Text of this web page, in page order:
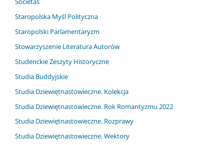
Staropolska Myśl Polityczna
Staropolski Parlamentaryzm
Stowarzyszenie Literatura Autorów
Studenckie Zeszyty Historyczne
Studia Buddyjskie
Studia Dziewiętnastowieczne. Kolekcja
Studia Dziewiętnastowieczne. Rok Romantyzmu 2022
Studia Dziewiętnastowieczne. Rozprawy
Studia Dziewiętnastowieczne. Wektory